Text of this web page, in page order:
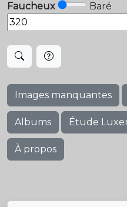
Faucheux Baré
Images manquantes
Albums Étude
À propos